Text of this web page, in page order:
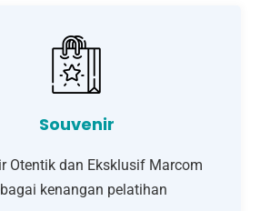
Souvenir
Otentik dan Eksklusif Marcom
kenangan pelatihan